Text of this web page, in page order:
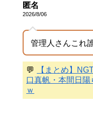
匿名
2026/8/06
管理人さんこれ
💬
【まとめ】
口真帆・本間日
ｗ